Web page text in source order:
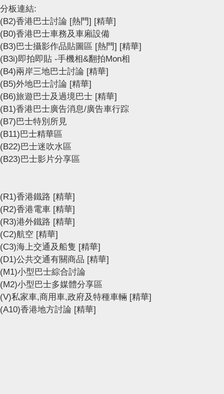
分板連結:
(B2)香港巴士討論 [熱門] [精華]
(B0)香港巴士車務及車廂設備
(B3)巴士攝影作品貼圖區 [熱門] [精華]
(B3i)即拍即貼 -手機相&翻拍Mon相
(B4)兩岸三地巴士討論 [精華]
(B5)外地巴士討論 [精華]
(B6)旅遊巴士及過境巴士 [精華]
(B1)香港巴士廣告消息/廣告車行踪
(B7)巴士特別所見
(B11)巴士精華區
(B22)巴士迷吹水區
(B23)巴士影片分享區
(R1)香港鐵路 [精華]
(R2)香港電車 [精華]
(R3)港外鐵路 [精華]
(C2)航空 [精華]
(C3)海上交通及船隻 [精華]
(D1)公共交通有關商品 [精華]
(M1)小型巴士綜合討論
(M2)小型巴士多媒體分享區
(V)私家車,商用車,政府及特種車輛 [精華]
(A10)香港地方討論 [精華]